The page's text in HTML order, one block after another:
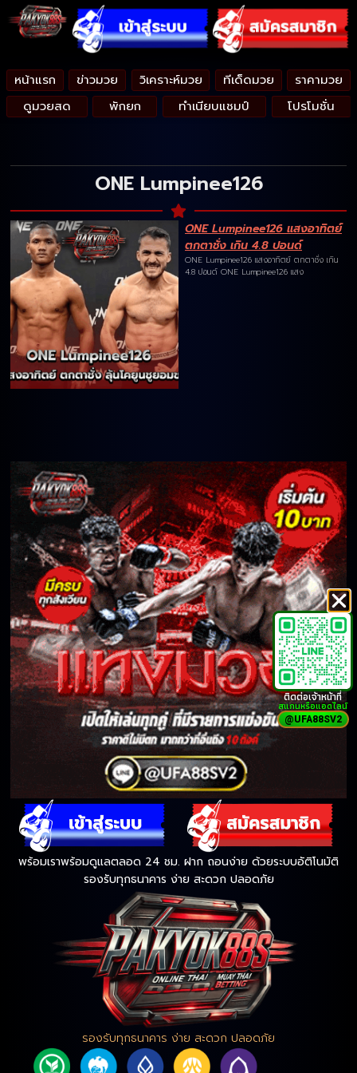
หน้าแรก ข่าวมวย วิเคราะห์มวย ทีเด็ดมวย
ราคามวย
ดูมวยสด
พักยก ทำเนียบแชมป์ โปรโมชั่น
ONE Lumpinee126
ONE Lumpinee126 แสงอาทิตย์
ตกตาชั่ง เกิน 4.8 ปอนด์
ONE Lumpinee126 แสงอาทิตย์ ตกตาชั่ง เกิน
4.8 ปอนด์ ONE Lumpinee126 แสง
พร้อมเราพร้อมดูแลตลอด 24 ชม. ฝาก ถอนง่าย ด้วยระบบอัติโนมัติ
รองรับทุกธนาคาร ง่าย สะดวก ปลอดภัย
รองรับทุกธนาคาร ง่าย สะดวก ปลอดภัย
ติดต่อเจ้าหน้าที่
สแกนหรือแอดไลน์
@UFA88SV2